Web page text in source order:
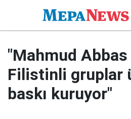
"Mahmud
Filistinli gruplar
baskı kuruyor"